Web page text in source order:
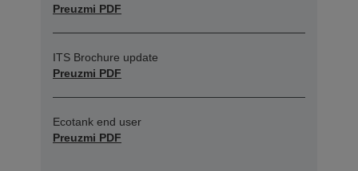
Preuzmi PDF
ITS Brochure update
Preuzmi PDF
Ecotank end user
Preuzmi PDF